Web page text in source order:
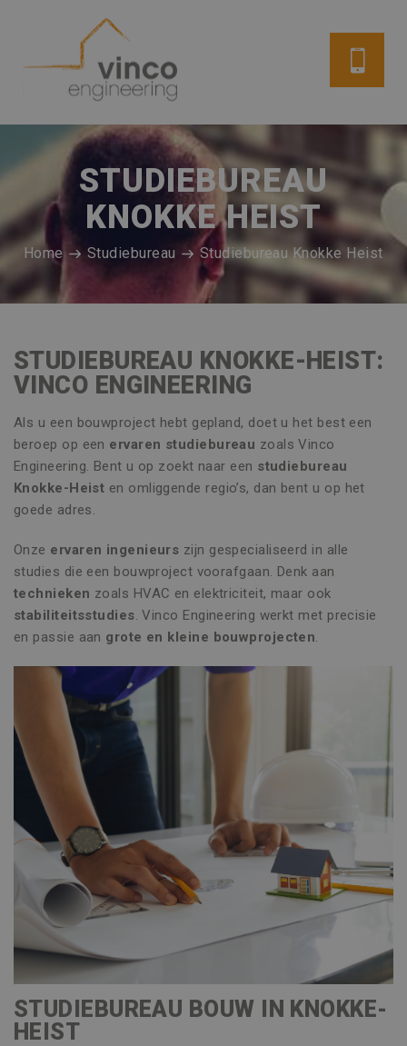
STUDIEBUREAU
KNOKKE HEIST
Home Studiebureau Studiebureau Knokke Heist
STUDIEBUREAU KNOKKE-HEIST:
VINCO ENGINEERING
Als u een bouwproject hebt gepland, doet u het best een
beroep op een ervaren studiebureau zoals Vinco
Engineering. Bent u op zoekt naar een studiebureau
Knokke-Heist en omliggende regio’s, dan bent u op het
goede adres.
Onze ervaren ingenieurs zijn gespecialiseerd in alle
studies die een bouwproject voorafgaan. Denk aan
technieken zoals HVAC en elektriciteit, maar ook
stabiliteitsstudies. Vinco Engineering werkt met precisie
en passie aan grote en kleine bouwprojecten.
STUDIEBUREAU BOUW IN KNOKKE-
HEIST